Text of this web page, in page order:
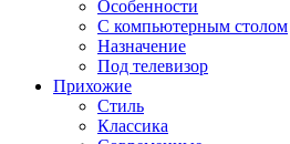
Особенности
С компьютерным столом
Назначение
Под телевизор
Прихожие
Стиль
Классика